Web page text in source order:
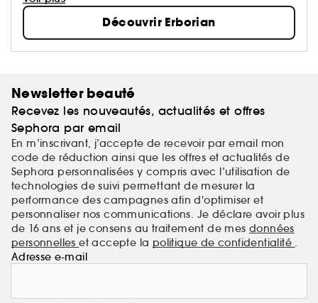
vous faire redécouvrir votre peau.
C’EST VOTRE PEAU, SOYEZ-EN FIER.E !
Découvrir Erborian
Newsletter beauté
Recevez les nouveautés, actualités et offres
Sephora par email
En m’inscrivant, j’accepte de recevoir par email mon
code de réduction ainsi que les offres et actualités de
Sephora personnalisées y compris avec l’utilisation de
technologies de suivi permettant de mesurer la
performance des campagnes afin d'optimiser et
personnaliser nos communications. Je déclare avoir plus
de 16 ans et je consens au traitement de mes données
personnelleset accepte la politique de confidentialité .
Adresse e-mail